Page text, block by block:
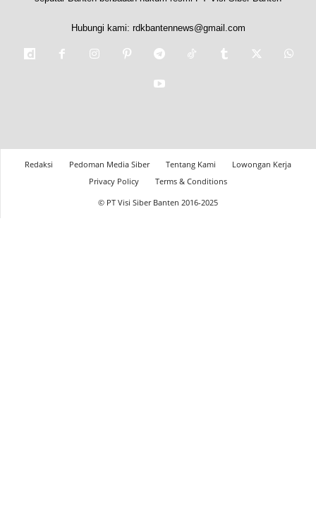
Hubungi kami: rdkbantennews@gmail.com
Redaksi Pedoman Media Siber Tentang Kami
Lowongan Kerja
Privacy Policy
Terms & Conditions
© PT Visi Siber Banten 2016-2025